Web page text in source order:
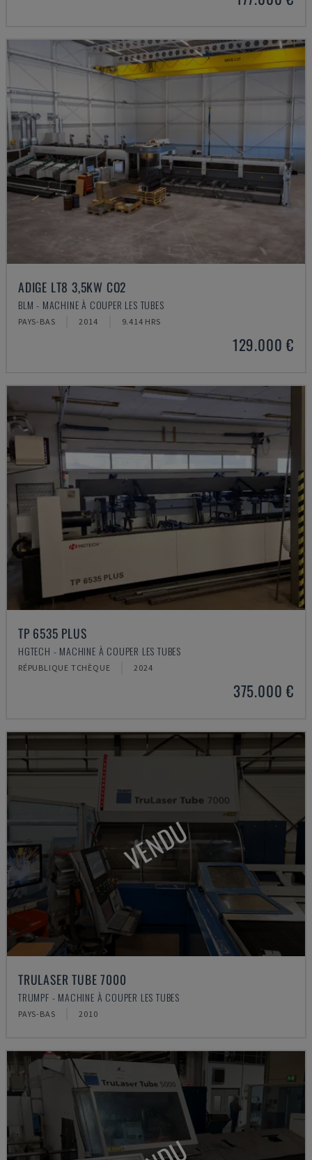
ADIGE LT8 3,5KW CO2
BLM - MACHINE À COUPER LES TUBES
PAYS-BAS 2014 9.414 HRS
129.000 €
TP 6535 PLUS
HGTECH - MACHINE À COUPER LES TUBES
RÉPUBLIQUE TCHÈQUE 2024
375.000 €
VENDU
TRULASER TUBE 7000
TRUMPF - MACHINE À COUPER LES TUBES
PAYS-BAS 2010